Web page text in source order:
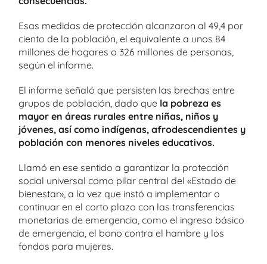
Esas medidas de protección alcanzaron al 49,4 por
ciento de la población, el equivalente a unos 84
millones de hogares o 326 millones de personas,
según el informe.
El informe señaló que persisten las brechas entre
grupos de población, dado que la pobreza es
mayor en áreas rurales entre niñas, niños y
jóvenes, así como indígenas, afrodescendientes y
población con menores niveles educativos.
Llamó en ese sentido a garantizar la protección
social universal como pilar central del «Estado de
bienestar», a la vez que instó a implementar o
continuar en el corto plazo con las transferencias
monetarias de emergencia, como el ingreso básico
de emergencia, el bono contra el hambre y los
fondos para mujeres.